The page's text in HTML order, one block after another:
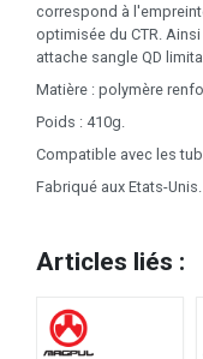
correspond à
optimisée du CTR.
attache sangle QD
Matière : polymère
Poids : 410g.
Compatible avec les
Fabriqué aux Etats-Unis.
Articles liés :